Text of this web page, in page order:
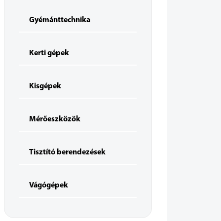
Gyémánttechnika
Kerti gépek
Kisgépek
Mérőeszközök
Tisztító berendezések
Vágógépek